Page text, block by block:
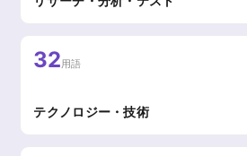
32用語
テクノロジー・技術